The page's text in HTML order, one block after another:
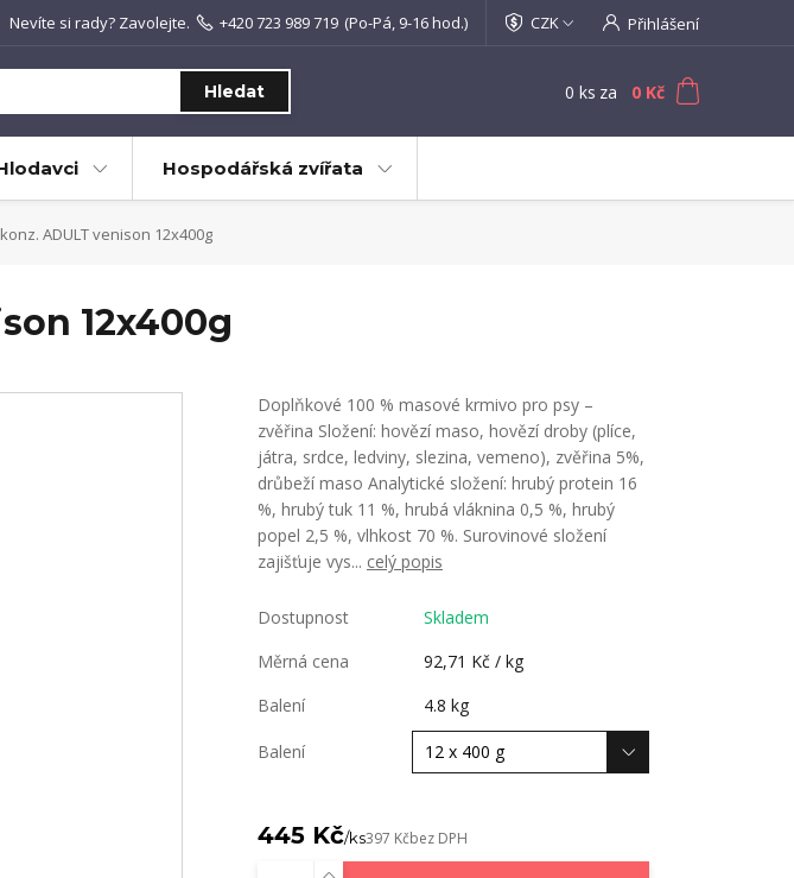
CZK Přihlášení
Hledat
Nevíte si rady? Zavolejte. +420 723 989 719 (Po-Pá, 9-16 hod.)
0 ks za 0 Kč
Hospodářská zvířata
ADULT venison 12x400g
12x400g
Doplňkové 100 % masové krmivo pro psy –
zvěřina Složení: hovězí maso, hovězí droby (plíce,
játra, srdce, ledviny, slezina, vemeno), zvěřina 5%,
drůbeží maso Analytické složení: hrubý protein 16
%, hrubý tuk 11 %, hrubá vláknina 0,5 %, hrubý
popel 2,5 %, vlhkost 70 %. Surovinové složení
zajišťuje vys... celý popis
Dostupnost
Skladem
Měrná cena
92,71 Kč / kg
Balení
4.8 kg
Balení
445 Kč/ks397 Kčbez DPH